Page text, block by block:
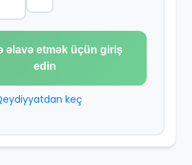
əlavə etmək üçün giriş
edin
keç